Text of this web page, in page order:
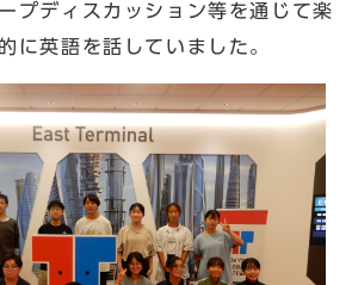
プディスカッション等を通じて楽
に英語を話していました。